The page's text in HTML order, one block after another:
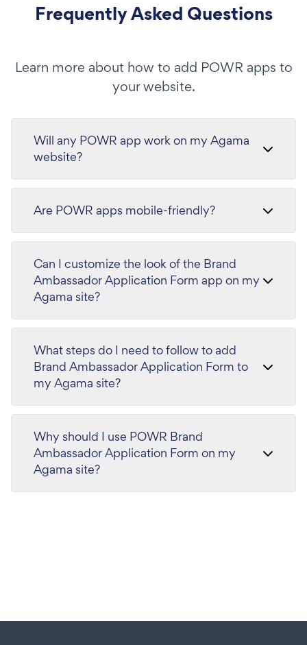
Frequently Asked Questions
Learn more about how to add POWR apps to
your website.
Will any POWR app work on my Agama
website?
Are POWR apps mobile-friendly?
Can I customize the look of the Brand
Ambassador Application Form app on my
Agama site?
What steps do I need to follow to add
Brand Ambassador Application Form to
my Agama site?
Why should I use POWR Brand
Ambassador Application Form on my
Agama site?